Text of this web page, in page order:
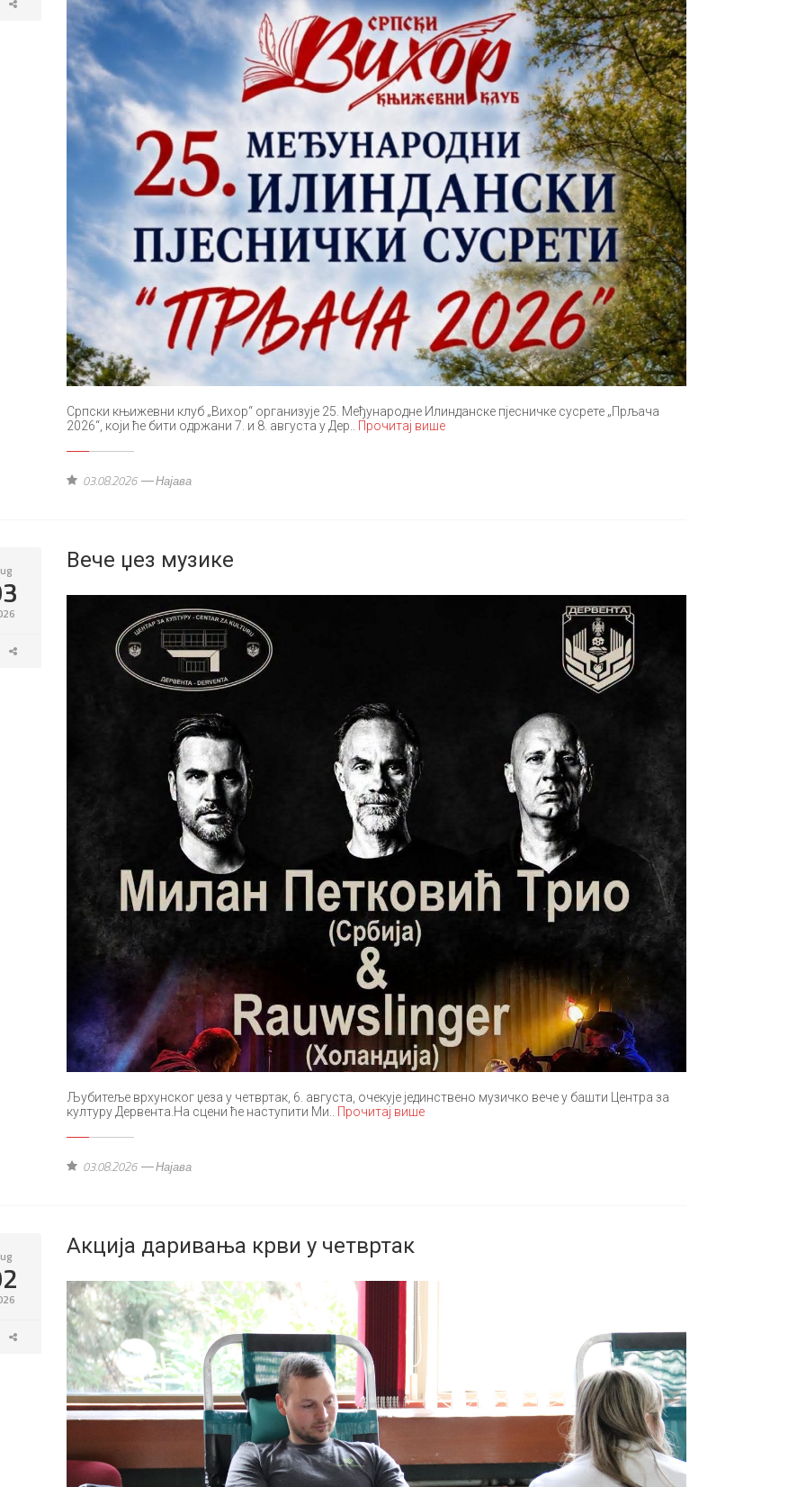
Српски књижевни клуб „Вихор“ организује 25. Међународне Илинданске пјесничке сусрете „Прљача
2026“, који ће бити одржани 7. и 8. августа у Дер..
Прочитај више
03.08.2026 Најава
Вече џез музике
Љубитеље врхунског џеза у четвртак, 6. августа, очекује јединствено музичко вече у башти Центра за
културу Дервента.На сцени ће наступити Ми..
Прочитај више
03.08.2026 Најава
Акција даривања крви у четвртак